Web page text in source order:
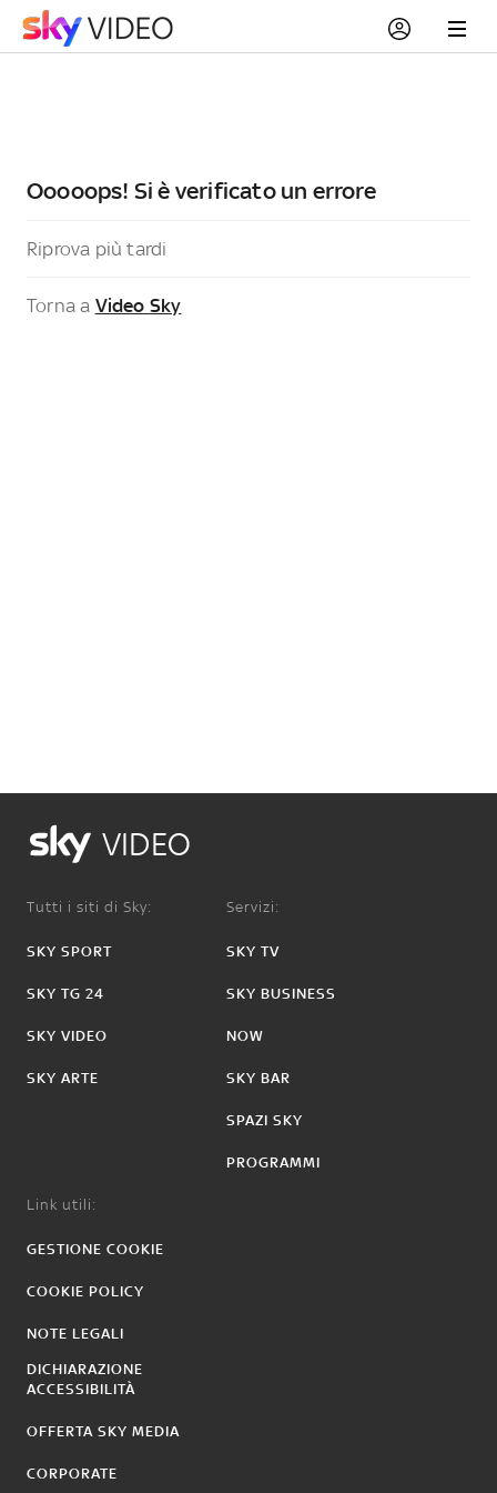
Ooooops! Si è verificato un errore
Riprova più tardi
Torna a Video Sky
VIDEO
Tutti i siti di Sky:
SKY SPORT
SKY TG 24
SKY VIDEO
SKY ARTE
Servizi:
SKY TV
SKY BUSINESS
NOW
SKY BAR
SPAZI SKY
PROGRAMMI
Link utili:
GESTIONE COOKIE
COOKIE POLICY
NOTE LEGALI
DICHIARAZIONE
ACCESSIBILITÀ
OFFERTA SKY MEDIA
CORPORATE